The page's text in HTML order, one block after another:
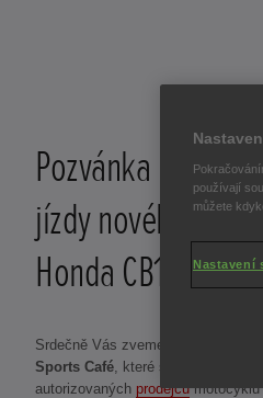
Pozvánka na
jízdy nového
Honda CB1000R.
Srdečně Vás zveme na testovací
Sports Café, které se konají u
autorizovaných prodejcůmotocyklů
používají
můžete
Nastavení